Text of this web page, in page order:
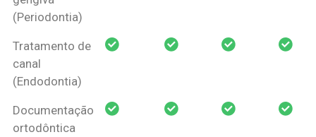
(Periodontia)
Tratamento de
canal
(Endodontia)
Documentação
ortodôntica